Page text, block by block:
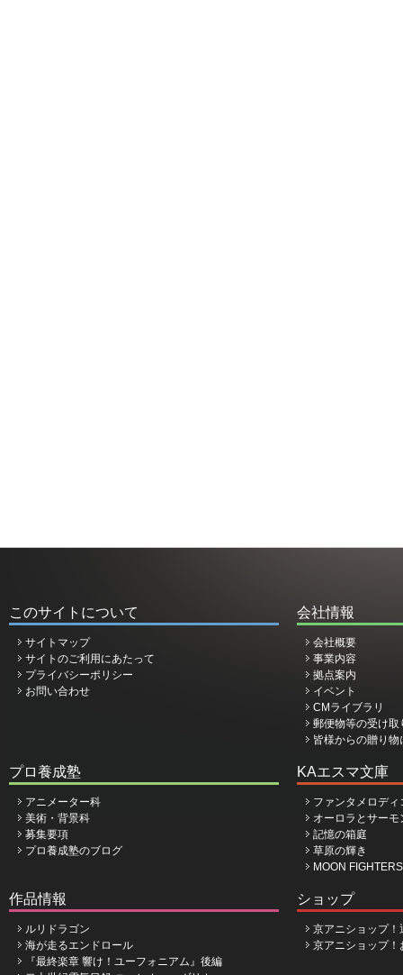
このサイトについて
サイトマップ
サイトのご利用にあたって
プライバシーポリシー
お問い合わせ
会社情報
会社概要
事業内容
拠点案内
イベント
CMライブラリ
郵便物等の受け取
皆様からの贈り
プロ養成塾
アニメーター科
美術・背景科
募集要項
プロ養成塾のブログ
KAエスマ文庫
ファンタメロデ
オーロラとサーモ
記憶の箱庭
草原の輝き
MOON
作品情報
ルリドラゴン
海が走るエンドロール
『最終楽章 響け！ユーフォニアム』後編
ショップ
京アニショップ！
京アニショップ！